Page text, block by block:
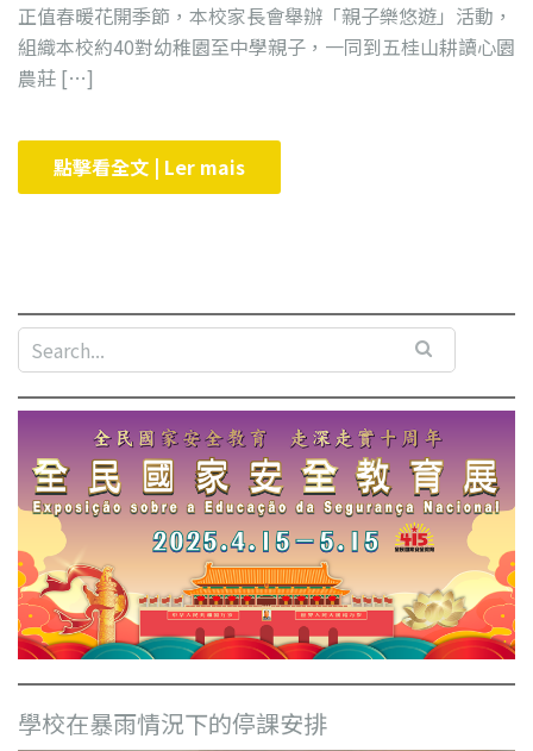
正值春暖花開季節，本校家長會舉辦「親子樂悠遊」活動，
組織本校約40對幼稚園至中學親子，一同到五桂山耕讀心園
農莊 […]
點擊看全文 | Ler mais
學校在暴雨情況下的停課安排